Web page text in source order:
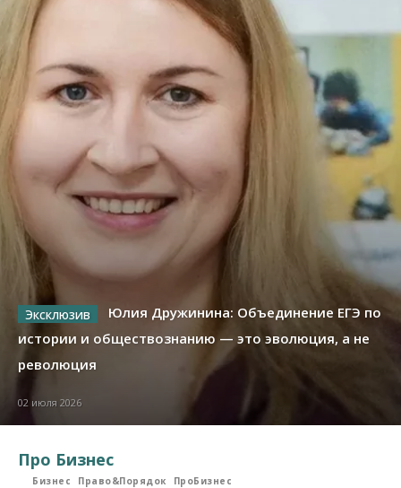
Юлия Дружинина: Объединение ЕГЭ по
истории и обществознанию — это эволюция, а не
революция
02 июля 2026
Про Бизнес
Бизнес Право&Порядок ПроБизнес